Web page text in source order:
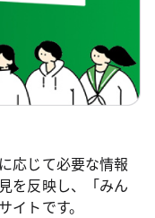
応じて必要な情報
を反映し、「みん
トです。